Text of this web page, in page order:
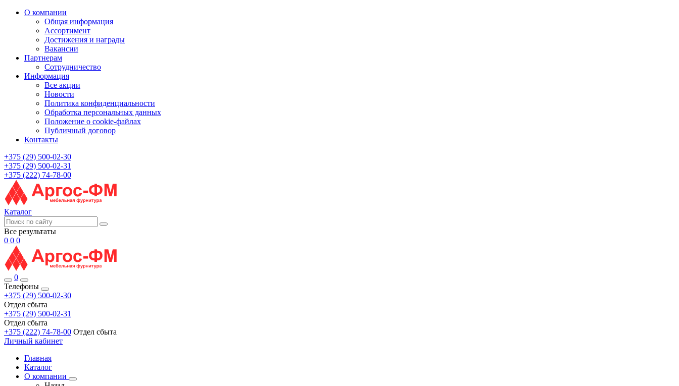
О компании
Общая информация
Ассортимент
Достижения и награды
Вакансии
Партнерам
Сотрудничество
Информация
Все акции
Новости
Политика конфиденциальности
Обработка персональных данных
Положение о cookie-файлах
Публичный договор
Контакты
+375 (29) 500-02-30
+375 (29) 500-02-31
+375 (222) 74-78-00
Каталог
Все результаты
0 0 0
0
Телефоны
+375 (29) 500-02-30
Отдел сбыта
+375 (29) 500-02-31
Отдел сбыта
+375 (222) 74-78-00 Отдел сбыта
Личный кабинет
Главная
Каталог
О компании